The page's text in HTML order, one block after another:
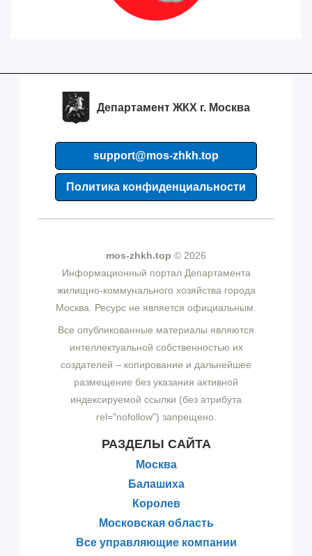
Департамент ЖКХ г. Москва
support@mos-zhkh.top
Политика конфиденциальности
mos-zhkh.top © 2026
Информационный портал Департамента
жилищно-коммунального хозяйства города
Москва. Ресурс не является официальным.
Все опубликованные материалы являются
интеллектуальной собственностью их
создателей – копирование и дальнейшее
размещение без указания активной
индексируемой ссылки (без атрибута
rel="nofollow") запрещено.
РАЗДЕЛЫ САЙТА
Москва
Балашиха
Королев
Московская область
Все управляющие компании